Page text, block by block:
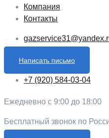
Компания
Контакты
Написать письмо
+7 (920) 584-03-04
Ежедневно с 9:00 до 18:00
Бесплатный звонок по